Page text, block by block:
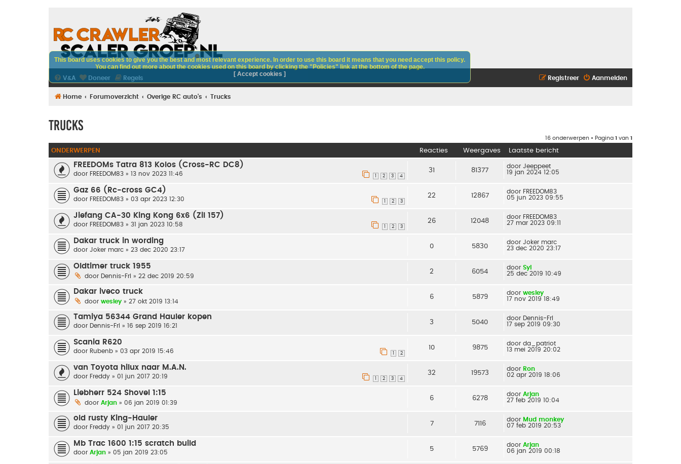
V&A Doneer Regels Aanmelden
Registreer
Home Forumoverzicht Overige RC auto's Trucks
Trucks
16 onderwerpen • Pagina 1 van 1
ONDERWERPEN Reacties Weergaves Laatste bericht
FREEDOMs Tatra 813 Kolos (Cross-RC DC8)
door FREEDOM83 » 13 nov 2023 11:46 2 3 4
31 81377
door Jeeppeet
19 jan 2024 12:05
Gaz 66 (Rc-cross GC4)
door FREEDOM83 » 03 apr 2023 12:30 2 3
22 12867
door FREEDOM83
05 jun 2023 09:55
Jiefang CA-30 King Kong 6x6 (Zil 157)
door FREEDOM83 » 31 jan 2023 10:58 2 3
26 12048
door FREEDOM83
27 mar 2023 09:11
Dakar truck in wording
door Joker marc » 23 dec 2020 23:17 0 5830
door Joker marc
23 dec 2020 23:17
Oldtimer truck 1955
door Dennis-Frl » 22 dec 2019 20:59
2 6054
door Syl
25 dec 2019 10:49
Dakar iveco truck
door wesley » 27 okt 2019 13:14
6 5879
door wesley
17 nov 2019 18:49
Tamiya 56344 Grand Hauler kopen
door Dennis-Frl » 16 sep 2019 16:21 3 5040
door Dennis-Frl
17 sep 2019 09:30
Scania R620
door Rubenb » 03 apr 2019 15:46 2
10 9875
door da_patriot
13 mei 2019 20:02
van Toyota hilux naar M.A.N.
door Freddy » 01 jun 2017 20:19 2 3 4
32 19573
door Ron
02 apr 2019 18:06
Liebherr 524 Shovel 1:15
door Arjan » 06 jan 2019 01:39
6 6278
door Arjan
27 feb 2019 10:04
old rusty King-Hauler
door Freddy » 01 jun 2017 20:35 7 7116
door Mud monkey
07 feb 2019 20:53
Mb Trac 1600 1:15 scratch build
door Arjan » 05 jan 2019 23:05 5 5769
door Arjan
06 jan 2019 00:18
This board uses cookies to give you the best and most relevant experience. In order to use this board it means that you need accept this policy.
You can find out more about the cookies used on this board by clicking the "Policies" link at the bottom of the page.
[ Accept cookies ]